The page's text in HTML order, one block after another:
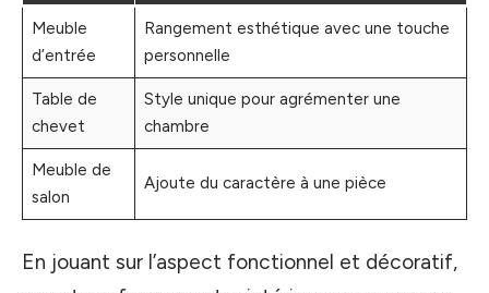
Meuble
d’entrée
Rangement esthétique avec une touche
personnelle
Table de
chevet
Style unique pour agrémenter une
chambre
Meuble de
salon
Ajoute du caractère à une pièce
En jouant sur l’aspect fonctionnel et décoratif,